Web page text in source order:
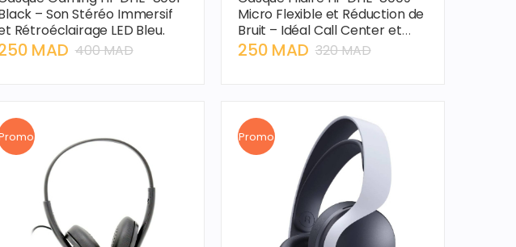
– Son Stéréo Immersif
Rétroéclairage LED Bleu.
MAD 400 MAD
Micro Flexible et Réduction de
Bruit – Idéal Call Center et
Zoom.
250 MAD 320 MAD
Promo